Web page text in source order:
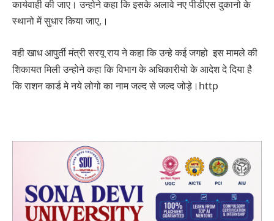
कार्यवाही की जाए। उन्होने कहा कि इसके अलावे नए पीडीएस दुकानो के
स्थानो में सुधार किया जाए,।
वही खाध आपुर्ती मंत्री सरयू राय ने कहा कि उन्हे कई जगहो इस मामले की
शिकायत मिली उन्होने कहा कि विभाग के अधिकारीयो के आदेश दे दिया है
कि राशन कार्ड मे नये लोगो का नाम जल्द से जल्द जोड़े।http